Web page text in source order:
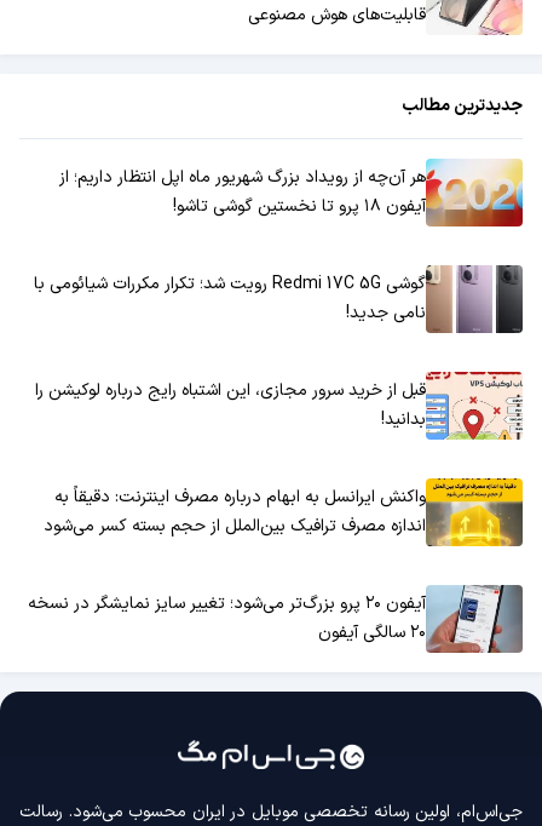
قابلیت‌های هوش مصنوعی
جدیدترین مطالب
هر آن‌چه از رویداد بزرگ شهریور ماه اپل انتظار داریم؛ از
آیفون ۱۸ پرو تا نخستین گوشی تاشو!
گوشی Redmi 17C 5G رویت شد؛ تکرار مکررات شیائومی با
نامی جدید!
قبل از خرید سرور مجازی، این اشتباه رایج درباره لوکیشن را
بدانید!
واکنش ایرانسل به ابهام درباره مصرف اینترنت: دقیقاً به
اندازه مصرف ترافیک بین‌الملل از حجم بسته کسر می‌شود
آیفون ۲۰ پرو بزرگ‌تر می‌شود؛ تغییر سایز نمایشگر در نسخه
۲۰ سالگی آیفون
جی‌اس‌ام، اولین رسانه‌ تخصصی موبایل در ایران محسوب می‌شود. رسالت